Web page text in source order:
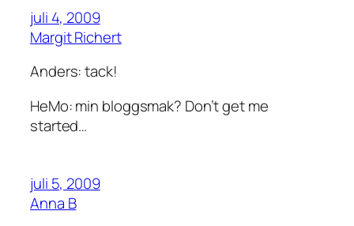
juli 4, 2009
Margit Richert
Anders: tack!
HeMo: min bloggsmak? Don’t get me
started…
juli 5, 2009
Anna B